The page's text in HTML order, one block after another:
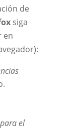
de
siga
en
el